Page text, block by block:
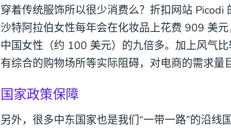
穿着传统服饰所以很少消费么？折扣网站
沙特阿拉伯女性每年会在化妆品上花费 909 美
中国女性（约 100 美元）的九倍多。加上风气
有综合的购物场所等实际阻碍，对电商的需求量
国家政策保障
另外，很多中东国家也是我们“一带一路”的沿线